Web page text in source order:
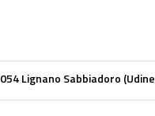
Lignano Sabbiadoro